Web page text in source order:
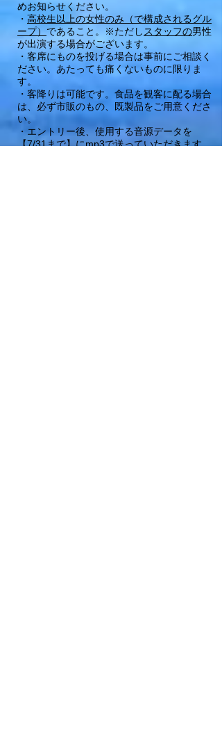
めお知らせください。
・ 高校生以上の女性のみ​（で構成されるグル
ープ） であること。※ただし スタッフの男性
が出演する場合がございます。
・客席にものを投げる場合は事前にご相談く
ださい​。あたっても痛くないものに限りま
す。
・客降りは可能です。食品を観客に配る場合
は、必ず市販のもの、既製品をご用意くださ
い。
・エントリー後、使用する音源データを
【7/31まで】にmp3で送っていただきます。